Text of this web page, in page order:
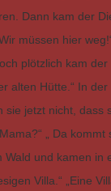
Dann kam der
müssen hier
plötzlich kam
alten Hütte.“ In
sie jetzt nicht,
„ Da kommt
und kamen
Villa.“ „Eine